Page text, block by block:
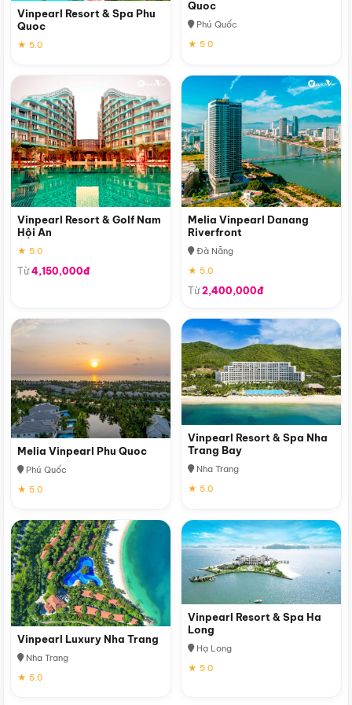
Vinpearl Resort & Spa Phu
Quoc
★ 5.0
Quoc
Phú Quốc
★ 5.0
Vinpearl Resort & Golf Nam
Hội An
★ 5.0
Từ4,150,000đ
Melia Vinpearl Danang
Riverfront
Đà Nẵng
★ 5.0
Từ2,400,000đ
Melia Vinpearl Phu Quoc
Phú Quốc
★ 5.0
Vinpearl Resort & Spa Nha
Trang Bay
Nha Trang
★ 5.0
Vinpearl Luxury Nha Trang
Nha Trang
★ 5.0
Vinpearl Resort & Spa Ha
Long
Hạ Long
★ 5.0